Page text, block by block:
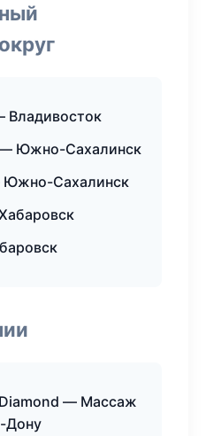
Владивосток
— Южно-Сахалинск
Южно-Сахалинск
— Массаж
Дону